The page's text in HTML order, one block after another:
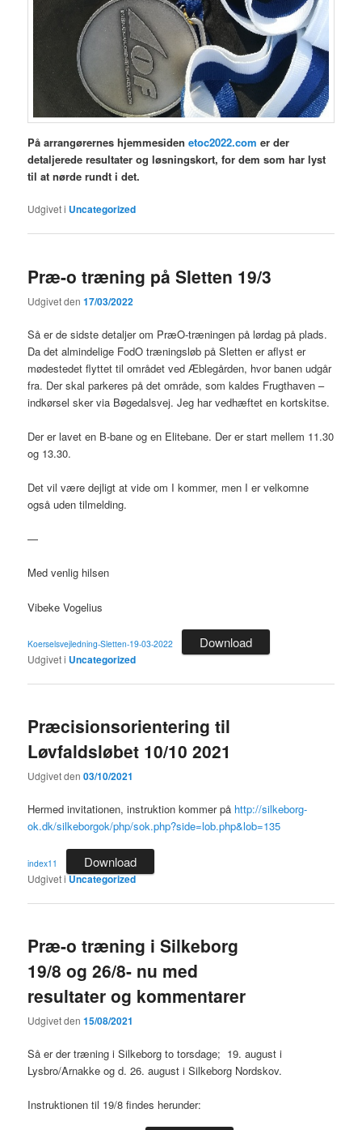
På arrangørernes hjemmesidenetoc2022.com er der
detaljerede resultater og løsningskort, for dem som har lyst
til at nørde rundt i det.
Udgivet i Uncategorized
Præ-o træning på Sletten 19/3
Udgivet den17/03/2022
Så er de sidste detaljer om PræO-træningen på lørdag på plads.
Da det almindelige FodO træningsløb på Sletten er aflyst er
mødestedet flyttet til området ved Æblegården, hvor banen udgår
fra. Der skal parkeres på det område, som kaldes Frugthaven –
indkørsel sker via Bøgedalsvej. Jeg har vedhæftet en kortskitse.
Der er lavet en B-bane og en Elitebane. Der er start mellem 11.30
og 13.30.
Det vil være dejligt at vide om I kommer, men I er velkomne
også uden tilmelding.
—
Med venlig hilsen
Vibeke Vogelius
Koerselsvejledning-Sletten-19-03-2022 Download
Udgivet i Uncategorized
Præcisionsorientering til
Løvfaldsløbet 10/10 2021
Udgivet den03/10/2021
Hermed invitationen, instruktion kommer på http://silkeborg-
ok.dk/silkeborgok/php/sok.php?side=lob.php&lob=135
index11 Download
Udgivet iUncategorized
Præ-o træning i Silkeborg
19/8 og 26/8- nu med
resultater og kommentarer
Udgivet den15/08/2021
Så er der træning i Silkeborg to torsdage; 19. august i
Lysbro/Arnakke og d. 26. august i Silkeborg Nordskov.
Instruktionen til 19/8 findes herunder: